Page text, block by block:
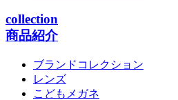
collection
商品紹介
ブランドコレクション
レンズ
こどもメガネ